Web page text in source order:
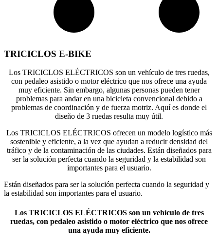
TRICICLOS E-BIKE
Los TRICICLOS ELÉCTRICOS son un vehículo de tres ruedas,
con pedaleo asistido o motor eléctrico que nos ofrece una ayuda
muy eficiente. Sin embargo, algunas personas pueden tener
problemas para andar en una bicicleta convencional debido a
problemas de coordinación y de fuerza motriz. Aquí es donde el
diseño de 3 ruedas resulta muy útil.
Los TRICICLOS ELÉCTRICOS ofrecen un modelo logístico más
sostenible y eficiente, a la vez que ayudan a reducir densidad del
tráfico y de la contaminación de las ciudades. Están diseñados para
ser la solución perfecta cuando la seguridad y la estabilidad son
importantes para el usuario.
Están diseñados para ser la solución perfecta cuando la seguridad y
la estabilidad son importantes para el usuario.
Los TRICICLOS ELÉCTRICOS son un vehículo de tres
ruedas, con pedaleo asistido o motor eléctrico que nos ofrece
una ayuda muy eficiente.